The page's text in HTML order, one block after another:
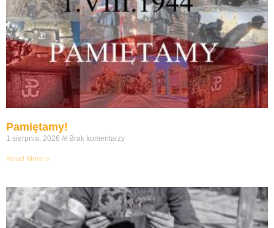
Pamiętamy!
1 sierpnia, 2026 Brak komentarzy
Read More »